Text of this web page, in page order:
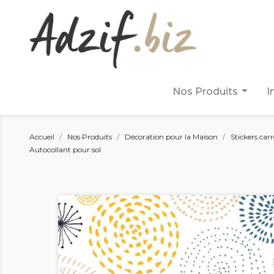
arrow_drop_down
Nos Produits
Accueil Nos Produits Décoration pour la Maison
Stickers
Autocollant pour sol